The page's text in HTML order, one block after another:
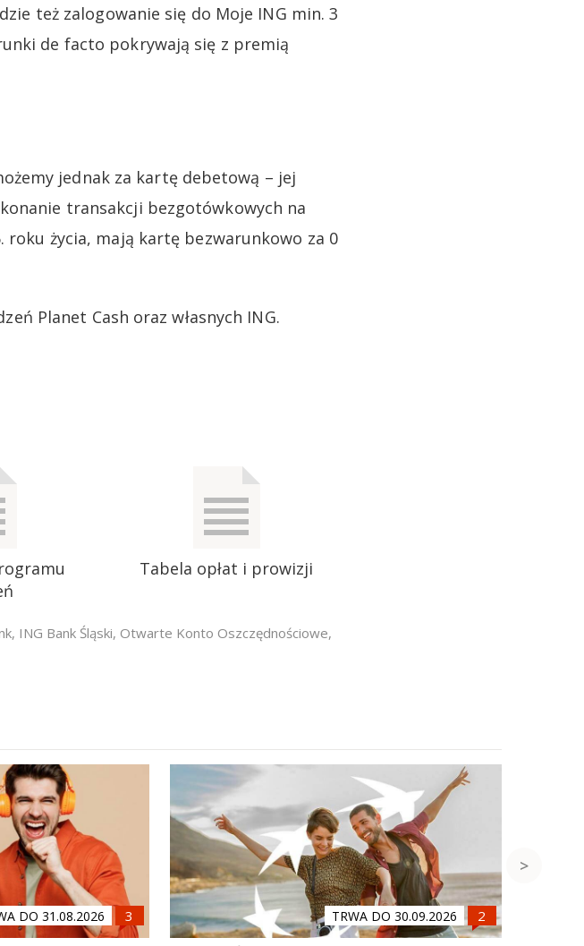
też zalogowanie się do Moje ING min. 3
de facto pokrywają się z premią
jednak za kartę debetową – jej
transakcji bezgotówkowych na
roku życia, mają kartę bezwarunkowo za 0
Planet Cash oraz własnych ING.
Tabela opłat i prowizji
, ING Bank Śląski, Otwarte Konto Oszczędnościowe,
DO 31.08.2026 TRWA DO 30.09.2026